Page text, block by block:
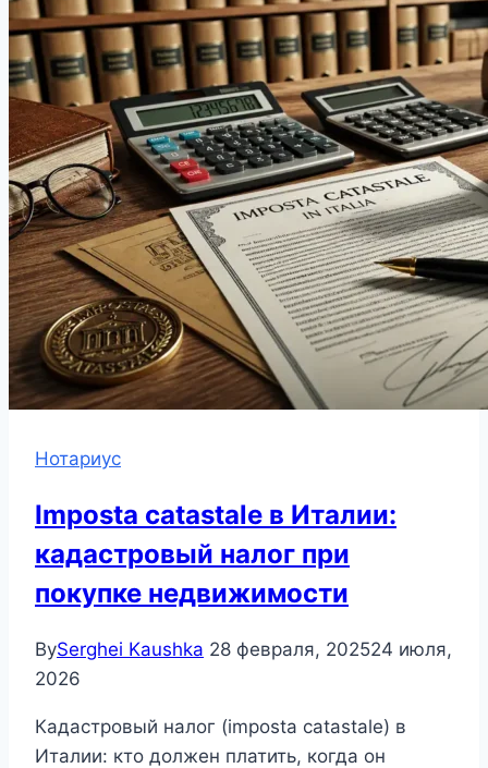
Нотариус
Imposta catastale в Италии:
кадастровый налог при
покупке недвижимости
BySerghei Kaushka 28 февраля, 202524 июля,
2026
Кадастровый налог (imposta catastale) в
Италии: кто должен платить, когда он